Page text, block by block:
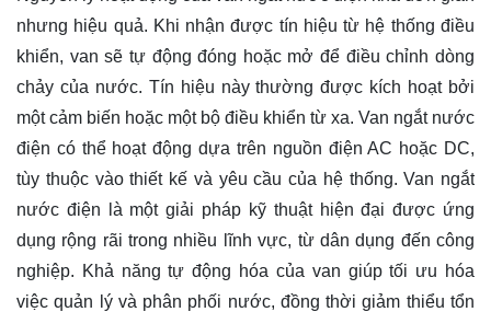
nhưng hiệu quả. Khi nhận được tín hiệu từ hệ thống điều
khiển, van sẽ tự động đóng hoặc mở để điều chỉnh dòng
chảy của nước. Tín hiệu này thường được kích hoạt bởi
một cảm biến hoặc một bộ điều khiển từ xa. Van ngắt nước
điện có thể hoạt động dựa trên nguồn điện AC hoặc DC,
tùy thuộc vào thiết kế và yêu cầu của hệ thống. Van ngắt
nước điện là một giải pháp kỹ thuật hiện đại được ứng
dụng rộng rãi trong nhiều lĩnh vực, từ dân dụng đến công
nghiệp. Khả năng tự động hóa của van giúp tối ưu hóa
việc quản lý và phân phối nước, đồng thời giảm thiểu tổn